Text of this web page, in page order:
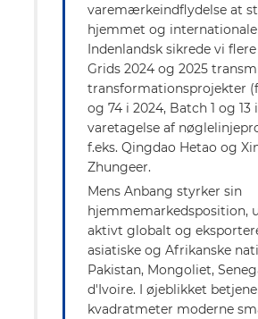
varemærkeindflydelse at
hjemmet og
Indenlandsk sikrede vi
Grids 2024 og 2025
transformationsprojekter
og 74 i 2024, Batch 1 og 13
varetagelse af
f.eks. Qingdao Hetao og
Zhungeer.
Mens Anbang styrker sin
hjemmemarkedsposition,
aktivt globalt og
asiatiske og Afrikanske
Pakistan, Mongoliet,
d'Ivoire. I øjeblikket
kvadratmeter moderne